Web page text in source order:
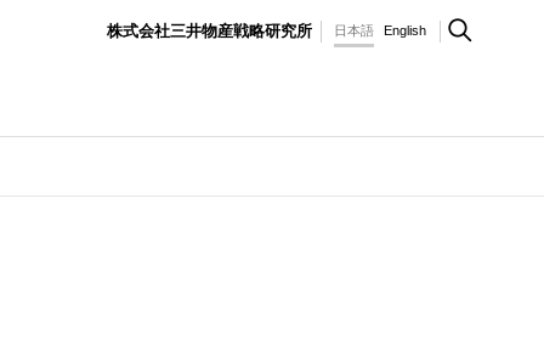
株式会社三井物産戦略研究所 日本語 English